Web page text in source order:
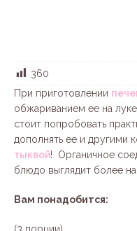
360
При приготовлении
обжариванием ее на
стоит попробовать
дополнять ее и другими
тыквой! Органичное
блюдо выглядит более
Вам понадобится: